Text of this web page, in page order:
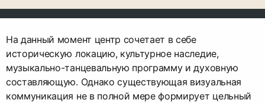
На данный момент центр сочетает в себе
историческую локацию, культурное наследие,
музыкально-танцевальную программу и духовную
составляющую. Однако существующая визуальная
коммуникация не в полной мере формирует цельный